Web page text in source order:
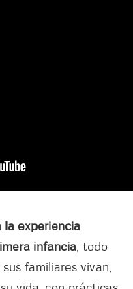
la experiencia
infancia , todo
familiares vivan,